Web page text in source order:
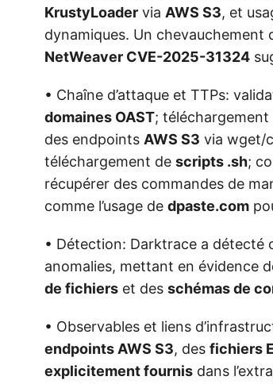
KrustyLoader via AWS S3, et
dynamiques. Un chevauchement
NetWeaver CVE-2025-31324
• Chaîne d’attaque et TTPs:
domaines OAST; téléchargement
des endpoints AWS S3 via wget/
téléchargement de scripts .sh;
récupérer des commandes de
comme l’usage de dpaste.com
• Détection: Darktrace a détecté
anomalies, mettant en évidence
de fichiers et des schémas de
• Observables et liens
endpoints AWS S3, des fichiers
explicitement fournis dans